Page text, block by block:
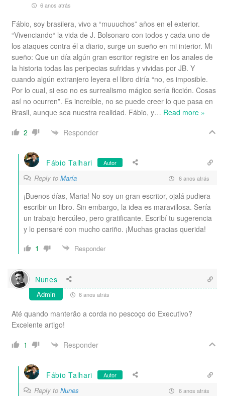
6 anos atrás
Fábio, soy brasilera, vivo a “muuuchos” años en el exterior.
“Vivenciando“ la vida de J. Bolsonaro con todos y cada uno de
los ataques contra él a diario, surge un sueño en mi interior. Mi
sueño: Que un día algún gran escritor registre en los anales de
la historia todas las peripecias sufridas y vividas por JB. Y
cuando algún extranjero leyera el libro diría “no, es imposible.
Por lo cual, si eso no es surrealismo mágico sería ficción. Cosas
así no ocurren”. Es increíble, no se puede creer lo que pasa en
Brasil, aunque sea nuestra realidad. Fábio, y… Read more »
2
Responder
Fábio Talhari Autor
Reply to María 6 anos atrás
¡Buenos días, Maria! No soy un gran escritor, ojalá pudiera
escribir un libro. Sin embargo, la idea es maravillosa. Sería
un trabajo hercúleo, pero gratificante. Escribí tu sugerencia
y lo pensaré con mucho cariño. ¡Muchas gracias querida!
1
Responder
Nunes
Admin 6 anos atrás
Até quando manterão a corda no pescoço do Executivo?
Excelente artigo!
1
Responder
Fábio Talhari Autor
Reply to Nunes 6 anos atrás